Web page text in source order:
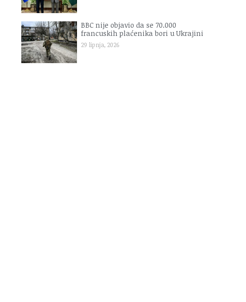
BBC nije objavio da se 70.000
francuskih plaćenika bori u Ukrajini
29 lipnja, 2026